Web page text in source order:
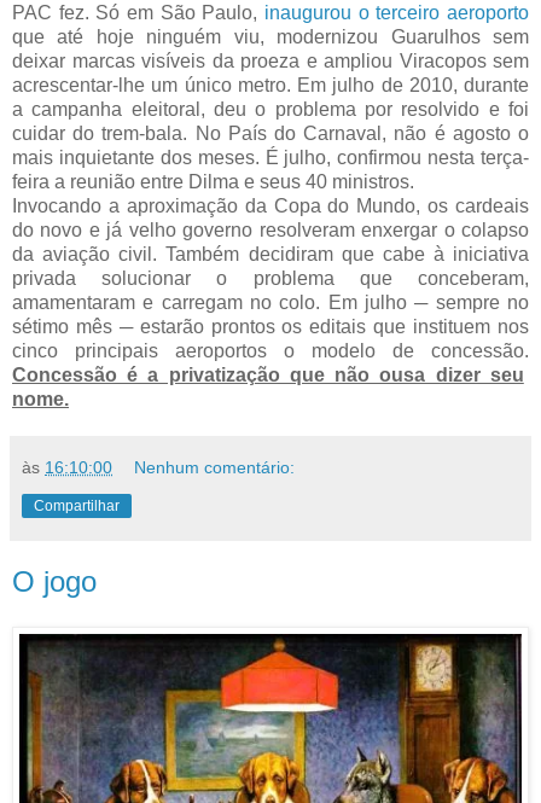
PAC fez. Só em São Paulo, inaugurou o terceiro aeroporto
que até hoje ninguém viu, modernizou Guarulhos sem
deixar marcas visíveis da proeza e ampliou Viracopos sem
acrescentar-lhe um único metro. Em julho de 2010, durante
a campanha eleitoral, deu o problema por resolvido e foi
cuidar do trem-bala. No País do Carnaval, não é agosto o
mais inquietante dos meses. É julho, confirmou nesta terça-
feira a reunião entre Dilma e seus 40 ministros.
Invocando a aproximação da Copa do Mundo, os cardeais
do novo e já velho governo resolveram enxergar o colapso
da aviação civil. Também decidiram que cabe à iniciativa
privada solucionar o problema que conceberam,
amamentaram e carregam no colo. Em julho ─ sempre no
sétimo mês ─ estarão prontos os editais que instituem nos
cinco principais aeroportos o modelo de concessão.
Concessão é a privatização que não ousa dizer seu
nome.
às 16:10:00 Nenhum comentário:
Compartilhar
O jogo